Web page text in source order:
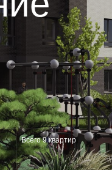
Всего 9 квартир